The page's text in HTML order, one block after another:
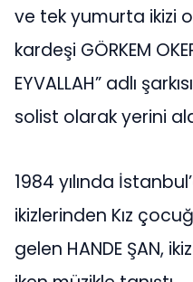
ve tek yumurta ikizi
kardeşi GÖRKEM
EYVALLAH” adlı
solist olarak yerini
1984 yılında
ikizlerinden Kız
gelen HANDE ŞAN,